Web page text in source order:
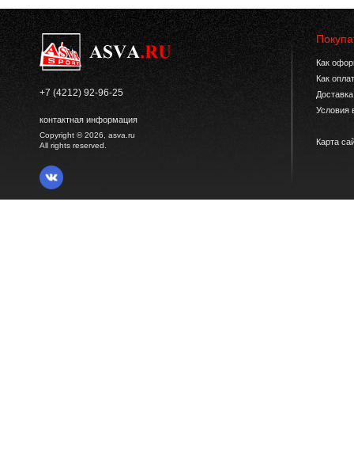
+7 (4212) 92-96-25
контактная информация
Copyright © 2026, asva.ru
All rights reserved.
Как
Как
Условия
Карта